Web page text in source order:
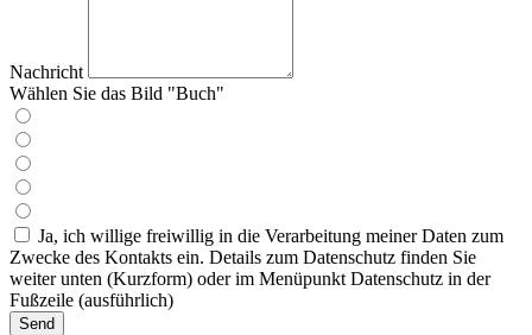
Nachricht
Wählen Sie das Bild "Buch"
Ja, ich willige freiwillig in die Verarbeitung meiner Daten zum
Zwecke des Kontakts ein. Details zum Datenschutz finden Sie
weiter unten (Kurzform) oder im Menüpunkt Datenschutz in der
Fußzeile (ausführlich)
Send